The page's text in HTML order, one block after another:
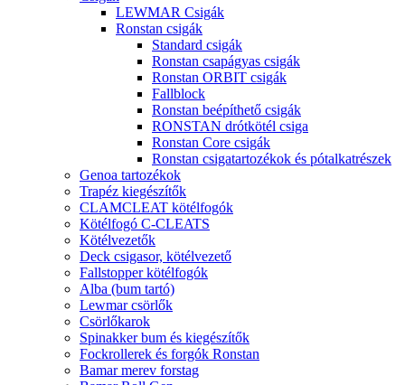
LEWMAR Csigák
Ronstan csigák
Standard csigák
Ronstan csapágyas csigák
Ronstan ORBIT csigák
Fallblock
Ronstan beépíthető csigák
RONSTAN drótkötél csiga
Ronstan Core csigák
Ronstan csigatartozékok és pótalkatrészek
Genoa tartozékok
Trapéz kiegészítők
CLAMCLEAT kötélfogók
Kötélfogó C-CLEATS
Kötélvezetők
Deck csigasor, kötélvezető
Fallstopper kötélfogók
Alba (bum tartó)
Lewmar csörlők
Csörlőkarok
Spinakker bum és kiegészítők
Fockrollerek és forgók Ronstan
Bamar merev forstag